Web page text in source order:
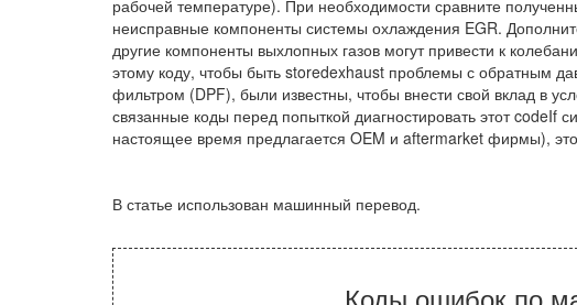
рабочей температуре). При необходимости сравните
неисправные компоненты системы охлаждения EGR.
другие компоненты выхлопных газов могут привести к
этому коду, чтобы быть storedexhaust проблемы с обратным
фильтром (DPF), были известны, чтобы внести свой вклад в
связанные коды перед попыткой диагностировать этот
настоящее время предлагается OEM и aftermarket фирмы),
В статье использован машинный перевод.